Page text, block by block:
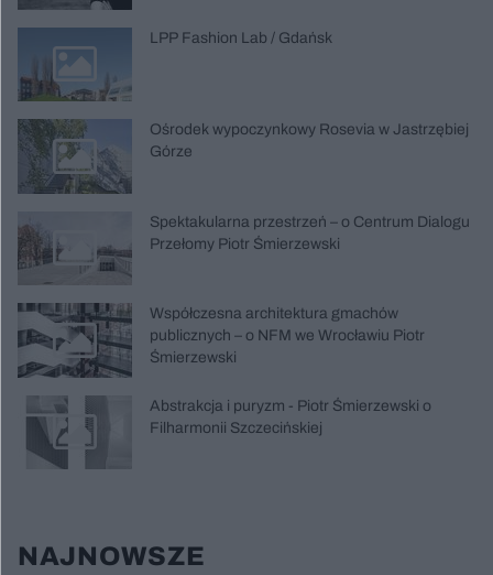
LPP Fashion Lab / Gdańsk
Ośrodek wypoczynkowy Rosevia w Jastrzębiej
Górze
Spektakularna przestrzeń – o Centrum Dialogu
Przełomy Piotr Śmierzewski
Współczesna architektura gmachów
publicznych – o NFM we Wrocławiu Piotr
Śmierzewski
Abstrakcja i puryzm - Piotr Śmierzewski o
Filharmonii Szczecińskiej
NAJNOWSZE